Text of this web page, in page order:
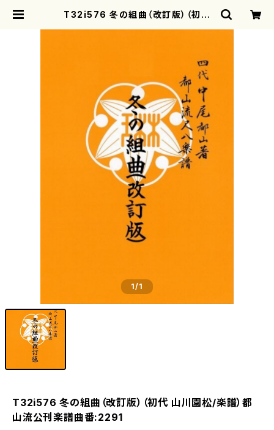
T32i576 冬の組曲（改訂版）（初代
1/1
T32i576 冬の組曲（改訂版）（初代 山川園松/楽譜）都
山流公刊楽譜曲番:2291